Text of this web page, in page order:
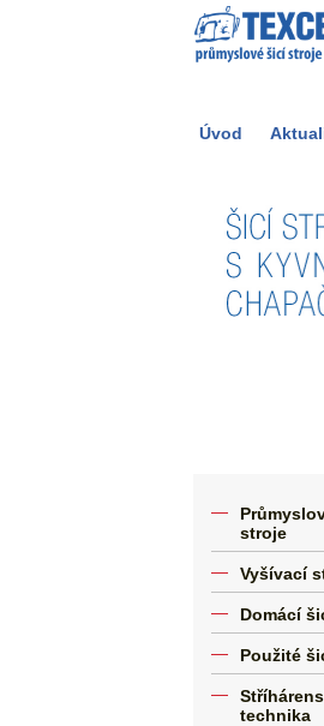
Úvod
stroje
Vyšívací
Domácí
Použité
technika